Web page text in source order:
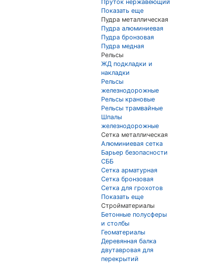
Пруток нержавеющий
Показать еще
Пудра металлическая
Пудра алюминиевая
Пудра бронзовая
Пудра медная
Рельсы
ЖД подкладки и
накладки
Рельсы
железнодорожные
Рельсы крановые
Рельсы трамвайные
Шпалы
железнодорожные
Сетка металлическая
Алюминиевая сетка
Барьер безопасности
СББ
Сетка арматурная
Сетка бронзовая
Сетка для грохотов
Показать еще
Стройматериалы
Бетонные полусферы
и столбы
Геоматериалы
Деревянная балка
двутавровая для
перекрытий